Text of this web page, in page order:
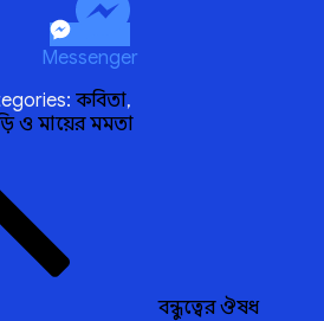
Messenger
কবিতা,
ও মায়ের মমতা
বন্ধুত্বের ঔষধ